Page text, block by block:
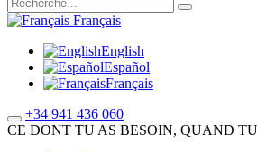
Français
English
Español
Français
+34 941 436 060
CE DONT TU AS BESOIN, QUAND